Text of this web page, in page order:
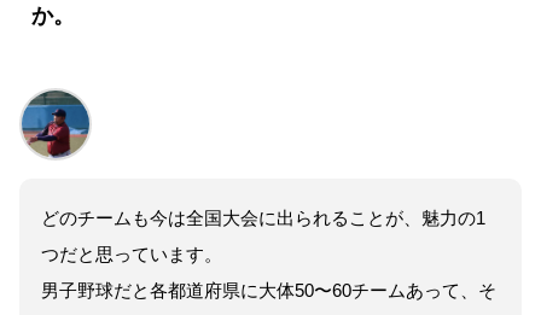
か。
どのチームも今は全国大会に出られることが、魅力の1
つだと思っています。
男子野球だと各都道府県に大体50〜60チームあって、そ